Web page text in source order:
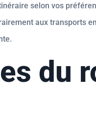
selon vos
aux transports
du